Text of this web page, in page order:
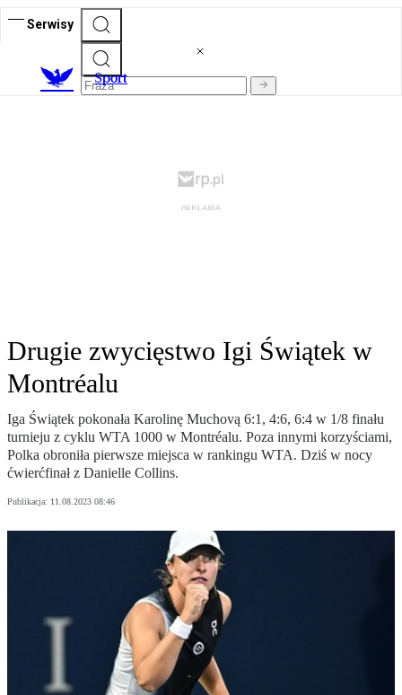
Serwisy
Sport
Drugie zwycięstwo Igi Świątek w
Montréalu
Iga Świątek pokonała Karolinę Muchovą 6:1, 4:6, 6:4 w 1/8 finału
turnieju z cyklu WTA 1000 w Montréalu. Poza innymi korzyściami,
Polka obroniła pierwsze miejsca w rankingu WTA. Dziś w nocy
ćwierćfinał z Danielle Collins.
Publikacja: 11.08.2023 08:46